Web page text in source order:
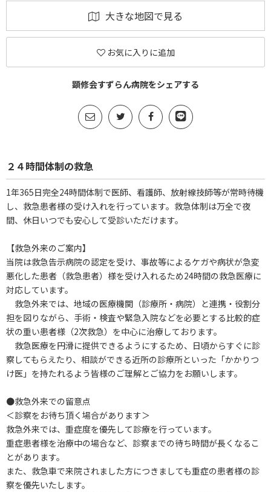
大きな地図で見る
お気に入りに追加
顕修会すずらん病院をシェアする
２４時間体制の救急
1年365日完全24時間体制で医師、看護師、放射線技師等が常時待機
し、救急患者様の受け入れを行っています。救急体制は万全で夜
間、休日いつでも安心して受診いただけます。
【救急外来のご案内】
当院は救急告示病院の認定を受け、事故等によるケガや病状が急変
悪化した患者（救急患者）様を受け入れるため24時間の救急医療に
対応しています。
救急外来では、地域の医療機関（診療所・病院）と連携・役割分
担を図りながら、手術・検査や緊急入院などを必要とする比較的症
状の重い患者様（2次救急）を中心に治療しております。
救急医療を円滑に提供できるようにするため、日頃からすぐに診
察してもらえたり、相談ができる近所の診療所といった「かかりつ
け医」を持たれるよう皆様のご理解とご協力をお願いします。
●救急外来での留意点
＜診察をお待ち頂く場合があります＞
救急外来では、重症度を優先して診療を行っています。
重症患者様を治療中の場合など、診察までの待ち時間が長くなるこ
とがあります。
また、救急車で来院されました方につきましても重症の患者様の診
察を優先いたします。